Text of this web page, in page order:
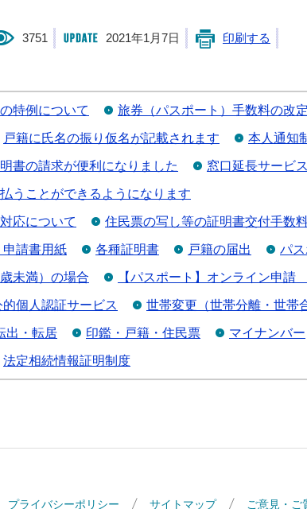
3751 2021年1月7日 印刷する
特例について 旅券（パスポート）手数料の改
戸籍に氏名の振り仮名が記載されます 本人通知
書の請求が便利になりました 窓口延長サービ
うことができるようになります
応について 住民票の写し等の証明書交付手数
申請書用紙 各種証明書 戸籍の届出 パ
未満）の場合 【パスポート】オンライン申
的個人認証サービス 世帯変更（世帯分離・世帯
出・転居 印鑑・戸籍・住民票 マイナンバー
法定相続情報証明制度
プライバシーポリシー サイトマップ ご意見・ご